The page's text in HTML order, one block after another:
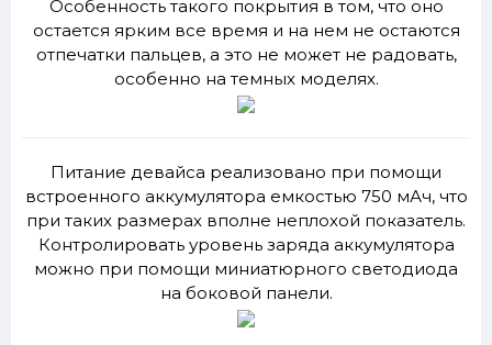
Особенность такого покрытия в том, что оно
остается ярким все время и на нем не остаются
отпечатки пальцев, а это не может не радовать,
особенно на темных моделях.
Питание девайса реализовано при помощи
встроенного аккумулятора емкостью 750 мАч, что
при таких размерах вполне неплохой показатель.
Контролировать уровень заряда аккумулятора
можно при помощи миниатюрного светодиода
на боковой панели.